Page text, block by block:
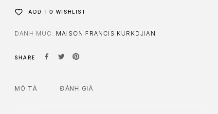
ADD TO WISHLIST
DANH MỤC: MAISON FRANCIS KURKDJIAN
SHARE
MÔ TẢ ĐÁNH GIÁ